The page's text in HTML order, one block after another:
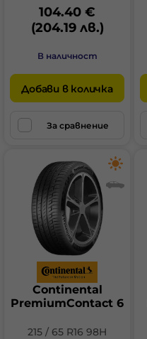
104.40 €
(204.19 лв.)
В наличност
Добави в количка
За сравнение
Continental
PremiumContact 6
215 / 65 R16 98H